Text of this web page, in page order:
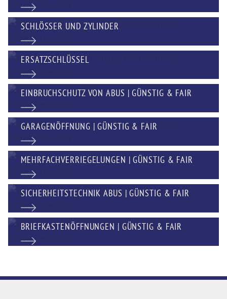
SCHLÖSSER UND ZYLINDER
ERSATZSCHLÜSSEL
EINBRUCHSCHUTZ VON ABUS | GÜNSTIG & FAIR
GARAGENÖFFNUNG | GÜNSTIG & FAIR
MEHRFACHVERRIEGELUNGEN | GÜNSTIG & FAIR
SICHERHEITSTECHNIK ABUS | GÜNSTIG & FAIR
BRIEFKASTENÖFFNUNGEN | GÜNSTIG & FAIR